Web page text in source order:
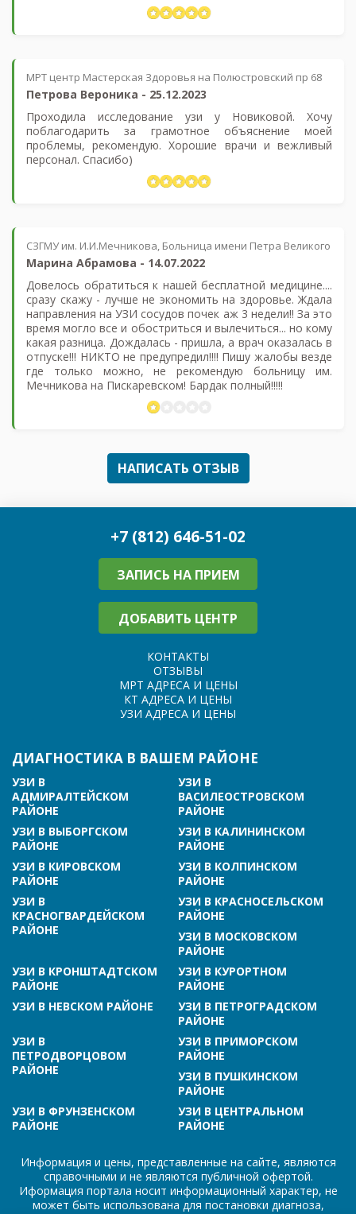
МРТ центр Мастерская Здоровья на Полюстровский пр 68
Петрова Вероника - 25.12.2023
Проходила исследование узи у Новиковой. Хочу
поблагодарить за грамотное объяснение моей
проблемы, рекомендую. Хорошие врачи и вежливый
персонал. Спасибо)
СЗГМУ им. И.И.Мечникова, Больница имени Петра Великого
Марина Абрамова - 14.07.2022
Довелось обратиться к нашей бесплатной медицине....
сразу скажу - лучше не экономить на здоровье. Ждала
направления на УЗИ сосудов почек аж 3 недели!! За это
время могло все и обостриться и вылечиться... но кому
какая разница. Дождалась - пришла, а врач оказалась в
отпуске!!! НИКТО не предупредил!!!! Пишу жалобы везде
где только можно, не рекомендую больницу им.
Мечникова на Пискаревском! Бардак полный!!!!!
НАПИСАТЬ ОТЗЫВ
+7 (812) 646-51-02
ЗАПИСЬ НА ПРИЕМ
ДОБАВИТЬ ЦЕНТР
КОНТАКТЫ
ОТЗЫВЫ
МРТ АДРЕСА И ЦЕНЫ
КТ АДРЕСА И ЦЕНЫ
УЗИ АДРЕСА И ЦЕНЫ
ДИАГНОСТИКА В ВАШЕМ РАЙОНЕ
УЗИ В
АДМИРАЛТЕЙСКОМ
РАЙОНЕ
УЗИ В
ВАСИЛЕОСТРОВСКОМ
РАЙОНЕ
УЗИ В ВЫБОРГСКОМ
РАЙОНЕ
УЗИ В КАЛИНИНСКОМ
РАЙОНЕ
УЗИ В КИРОВСКОМ
РАЙОНЕ
УЗИ В КОЛПИНСКОМ
РАЙОНЕ
УЗИ В
КРАСНОГВАРДЕЙСКОМ
РАЙОНЕ
УЗИ В КРАСНОСЕЛЬСКОМ
РАЙОНЕ
УЗИ В МОСКОВСКОМ
РАЙОНЕ
УЗИ В КРОНШТАДТСКОМ
РАЙОНЕ
УЗИ В КУРОРТНОМ
РАЙОНЕ
УЗИ В НЕВСКОМ РАЙОНЕ
УЗИ В ПЕТРОГРАДСКОМ
РАЙОНЕ
УЗИ В
ПЕТРОДВОРЦОВОМ
РАЙОНЕ
УЗИ В ПРИМОРСКОМ
РАЙОНЕ
УЗИ В ПУШКИНСКОМ
РАЙОНЕ
УЗИ В ФРУНЗЕНСКОМ
РАЙОНЕ
УЗИ В ЦЕНТРАЛЬНОМ
РАЙОНЕ
Информация и цены, представленные на сайте, являются
справочными и не являются публичной офертой.
Иформация портала носит информационный характер, не
может быть использована для постановки диагноза,